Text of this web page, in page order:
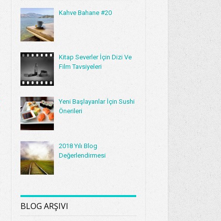
Kahve Bahane #20
Kitap Severler İçin Dizi Ve
Film Tavsiyeleri
Yeni Başlayanlar İçin Sushi
Önerileri
2018 Yılı Blog
Değerlendirmesi
BLOG ARŞIVI